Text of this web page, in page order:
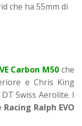
che ha 55mm di
Carbon M50 che
e Chris King
Swiss Aerolite. I
Racing Ralph EVO